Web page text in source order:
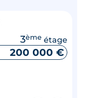
3ème étage
200 000 €